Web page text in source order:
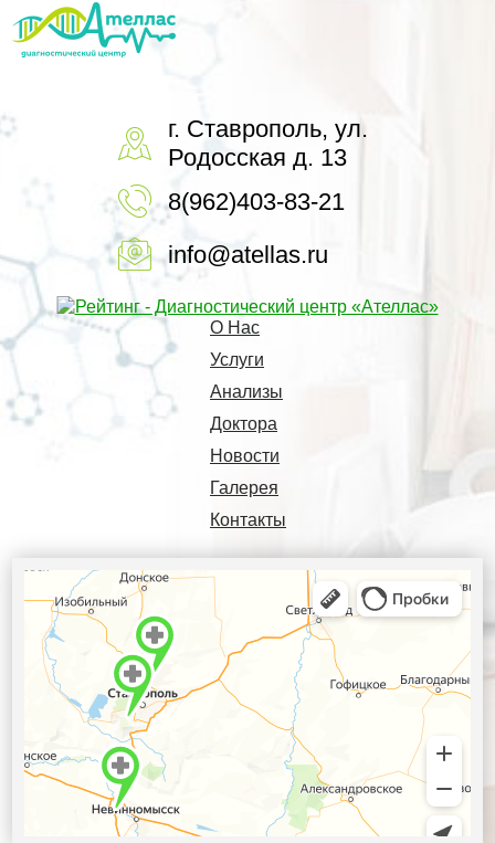
г. Ставрополь, ул.
Родосская д. 13
8(962)403-83-21
info@atellas.ru
О Нас
Услуги
Анализы
Доктора
Новости
Галерея
Контакты